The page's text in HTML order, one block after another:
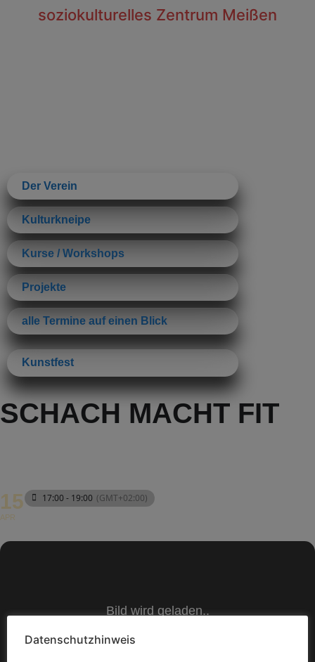
soziokulturelles Zentrum Meißen
Der Verein
Kulturkneipe
Kurse / Workshops
Projekte
alle Termine auf einen Blick
Kunstfest
SCHACH MACHT FIT
15
APR
17:00 - 19:00 (GMT+02:00)
Datenschutzhinweis